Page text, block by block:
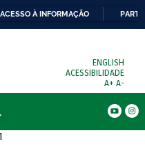
ACESSO À INFORMAÇÃO
ENGLISH
ACESSIBILIDADE
A+ A-